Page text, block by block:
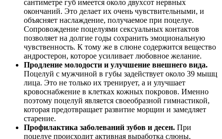
сантиметре губ имеется около двухсот нервных
окончаний. Это делает их очень чувствительными, и
объясняет наслаждение, получаемое при поцелуе.
Сопровождение поцелуями сексуальных контактов
позволяет на долгие годы сохранить эмоциональную
чувственность. К тому же в слюне содержится вещество
андростерон, которое усиливает любовное желание.
Продление молодости и улучшение внешнего вида.
Поцелуй с мужчиной в губы задействует около 39 мышц
лица. Это не только их тренирует, а и улучшает
кровоснабжение в клетках кожных покровов. Именно
поэтому поцелуй является своеобразной гимнастикой,
которая предотвращает развитие морщин и замедляет
старение.
Профилактика заболеваний зубов и десен. При
поцелуе происходит активная выработка слюны,